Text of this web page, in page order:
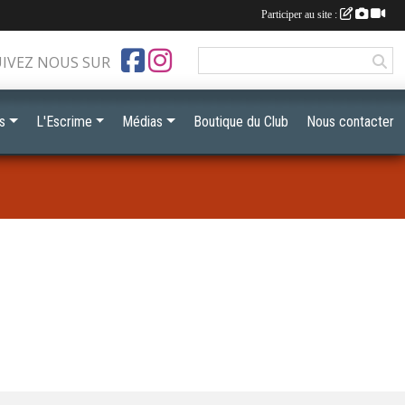
NOUS SUR
L'Escrime Médias Boutique du Club Nous contacter
Participer au site :